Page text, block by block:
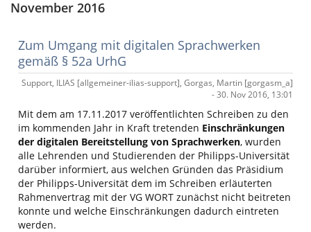
November 2016
Zum Umgang mit digitalen Sprachwerken
gemäß § 52a UrhG
Support, ILIAS [allgemeiner-ilias-support], Gorgas, Martin [gorgasm_a]
- 30. Nov 2016, 13:01
Mit dem am 17.11.2017 veröffentlichten Schreiben zu den
im kommenden Jahr in Kraft tretenden Einschränkungen
der digitalen Bereitstellung von Sprachwerken, wurden
alle Lehrenden und Studierenden der Philipps-Universität
darüber informiert, aus welchen Gründen das Präsidium
der Philipps-Universität dem im Schreiben erläuterten
Rahmenvertrag mit der VG WORT zunächst nicht beitreten
konnte und welche Einschränkungen dadurch eintreten
werden.